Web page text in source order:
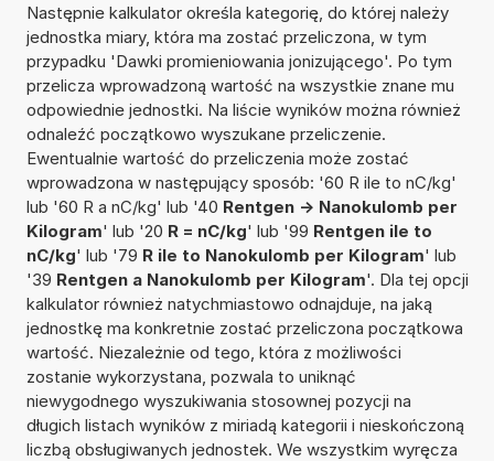
Następnie kalkulator określa kategorię, do której należy
jednostka miary, która ma zostać przeliczona, w tym
przypadku 'Dawki promieniowania jonizującego'. Po tym
przelicza wprowadzoną wartość na wszystkie znane mu
odpowiednie jednostki. Na liście wyników można również
odnaleźć początkowo wyszukane przeliczenie.
Ewentualnie wartość do przeliczenia może zostać
wprowadzona w następujący sposób: '60 R ile to nC/kg'
lub '60 R a nC/kg' lub '40 Rentgen -> Nanokulomb per
Kilogram' lub '20 R = nC/kg' lub '99 Rentgen ile to
nC/kg' lub '79 R ile to Nanokulomb per Kilogram' lub
'39 Rentgen a Nanokulomb per Kilogram'. Dla tej opcji
kalkulator również natychmiastowo odnajduje, na jaką
jednostkę ma konkretnie zostać przeliczona początkowa
wartość. Niezależnie od tego, która z możliwości
zostanie wykorzystana, pozwala to uniknąć
niewygodnego wyszukiwania stosownej pozycji na
długich listach wyników z miriadą kategorii i nieskończoną
liczbą obsługiwanych jednostek. We wszystkim wyręcza